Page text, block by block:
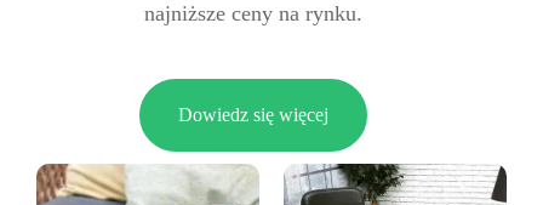
najniższe ceny na rynku.
Dowiedz się więcej